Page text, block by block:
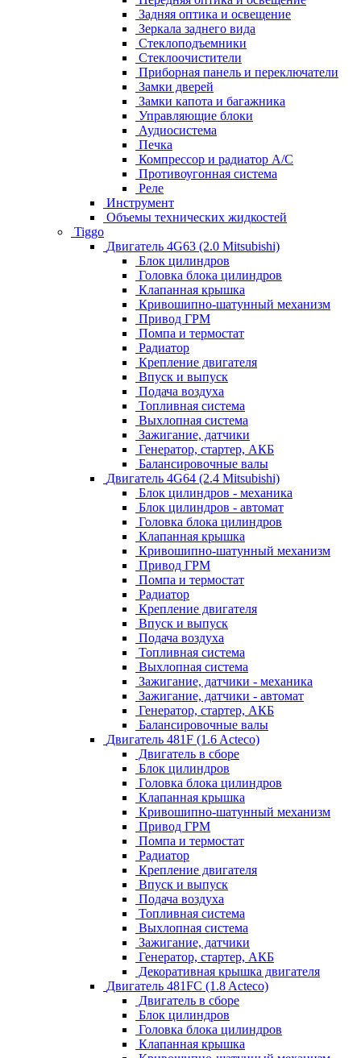
Задняя оптика и освещение
Зеркала заднего вида
Стеклоподъемники
Стеклоочистители
Приборная панель и переключатели
Замки дверей
Замки капота и багажника
Управляющие блоки
Аудиосистема
Печка
Компрессор и радиатор А/C
Противоугонная система
Реле
Инструмент
Объемы технических жидкостей
Tiggo
Двигатель 4G63 (2.0 Mitsubishi)
Блок цилиндров
Головка блока цилиндров
Клапанная крышка
Кривошипно-шатунный механизм
Привод ГРМ
Помпа и термостат
Радиатор
Крепление двигателя
Впуск и выпуск
Подача воздуха
Топливная система
Выхлопная система
Зажигание, датчики
Генератор, стартер, АКБ
Балансировочные валы
Двигатель 4G64 (2.4 Mitsubishi)
Блок цилиндров - механика
Блок цилиндров - автомат
Головка блока цилиндров
Клапанная крышка
Кривошипно-шатунный механизм
Привод ГРМ
Помпа и термостат
Радиатор
Крепление двигателя
Впуск и выпуск
Подача воздуха
Топливная система
Выхлопная система
Зажигание, датчики - механика
Зажигание, датчики - автомат
Генератор, стартер, АКБ
Балансировочные валы
Двигатель 481F (1.6 Acteco)
Двигатель в сборе
Блок цилиндров
Головка блока цилиндров
Клапанная крышка
Кривошипно-шатунный механизм
Привод ГРМ
Помпа и термостат
Радиатор
Крепление двигателя
Впуск и выпуск
Подача воздуха
Топливная система
Выхлопная система
Зажигание, датчики
Генератор, стартер, АКБ
Декоративная крышка двигателя
Двигатель 481FC (1.8 Acteco)
Двигатель в сборе
Блок цилиндров
Головка блока цилиндров
Клапанная крышка